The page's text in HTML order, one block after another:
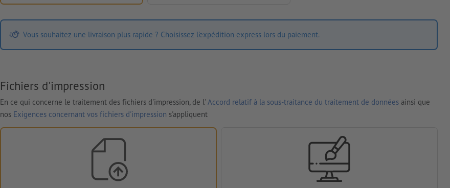
Vous souhaitez une livraison plus rapide ? Choisissez l'expédition express lors du paiement.
Fichiers d'impression
En ce qui concerne le traitement des fichiers d'impression, de l'Accord relatif à la sous-traitance du traitement de données ainsi que
nos Exigences concernant vos fichiers d'impression s'appliquent